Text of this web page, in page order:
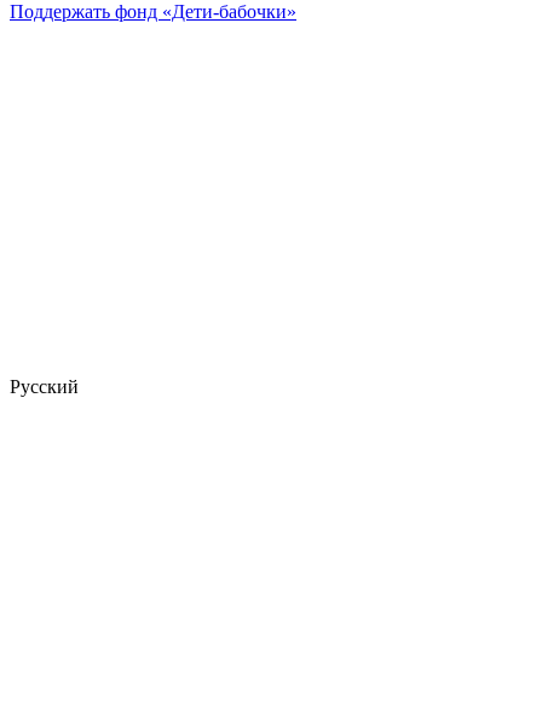
Поддержать фонд «Дети-бабочки»
Русский